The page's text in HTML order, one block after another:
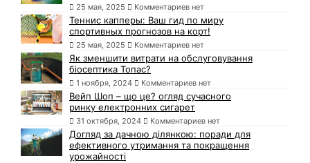
25 мая, 2025 Комментариев нет
Теннис капперы: Ваш гид по миру
спортивных прогнозов на корт!
25 мая, 2025 Комментариев нет
Як зменшити витрати на обслуговування
біосептика Топас?
1 ноября, 2024 Комментариев нет
Вейп Шоп – що це? огляд сучасного
ринку електронних сигарет
31 октября, 2024 Комментариев нет
Догляд за дачною ділянкою: поради для
ефективного утримання та покращення
урожайності